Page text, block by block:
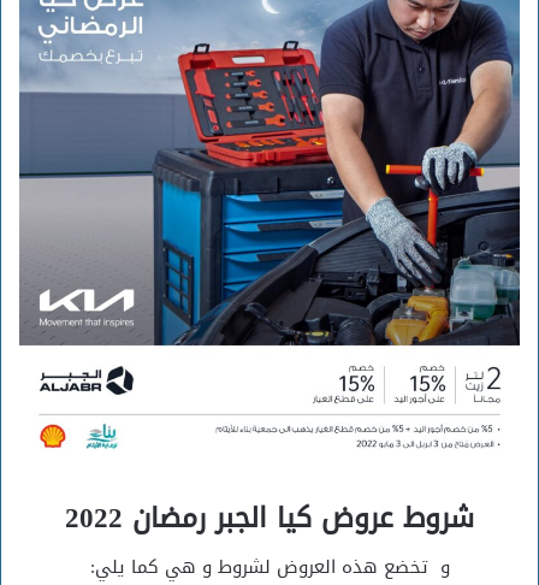
شروط عروض كيا الجبر رمضان 2022
و تخضع هذه العروض لشروط و هي كما يلي: